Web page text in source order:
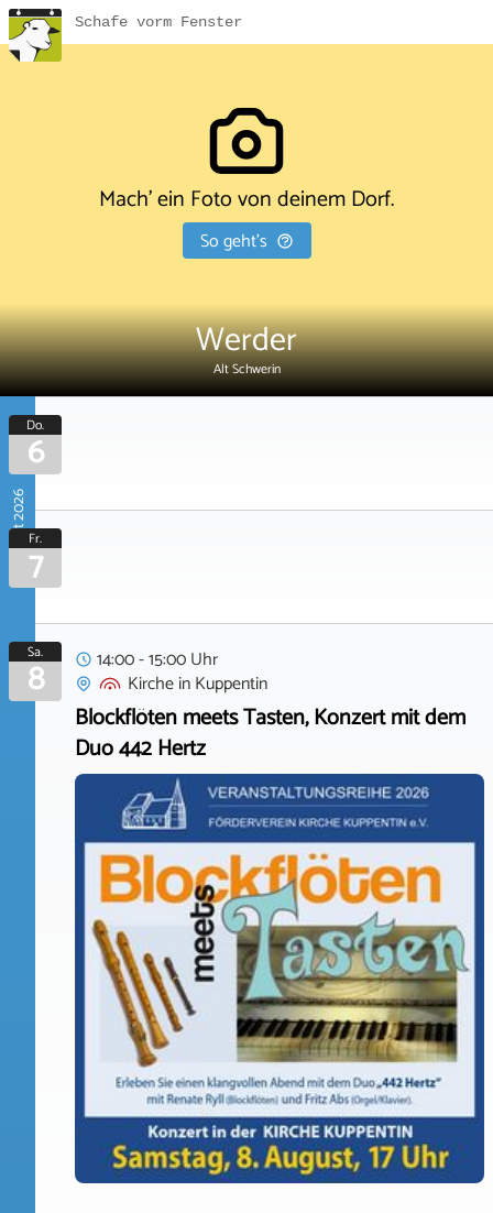
Schafe vorm Fenster
Mach' ein Foto von deinem Dorf.
So geht's
Werder
Alt Schwerin
August 2026
Do.
6
Fr.
7
Sa.
8
14:00 - 15:00 Uhr
KircheinKuppentin
Blockflöten meets Tasten, Konzert mit dem
Duo 442 Hertz